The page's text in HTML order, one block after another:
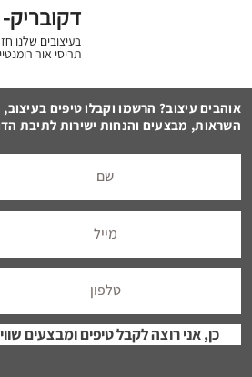
בעיצובים
תריסי אור
לקחנו צורות
השראה מהעבר,
לקדמה.
אוהבים עיצוב? הרשמו וקבלו טיפים בעיצוב,
השראות, מבצעים והנחות ישירות לתיבת
כן, אני רוצה לקבל טיפים ומבצעים